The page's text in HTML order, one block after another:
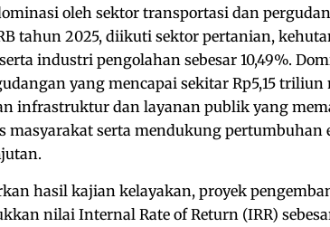
oleh sektor transportasi dan
tahun 2025, diikuti sektor pertanian,
industri pengolahan sebesar 10,49%.
yang mencapai sekitar Rp5,15
infrastruktur dan layanan publik yang
masyarakat serta mendukung pertumbuhan
hasil kajian kelayakan, proyek
nilai Internal Rate of Return (IRR)